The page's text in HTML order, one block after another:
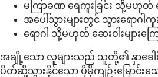
မကြာခဏ ရေကူးခြင်း သို့မဟုတ် ရ
အပေါ်သွားများတွင် သွားရောဂါကူ
အချို့သော လူများသည် သူတို့၏ နှာခေါ
ပိတ်ဆို့သွားနိုင်သော ပိုမိုကျဉ်းမြောင်းသ